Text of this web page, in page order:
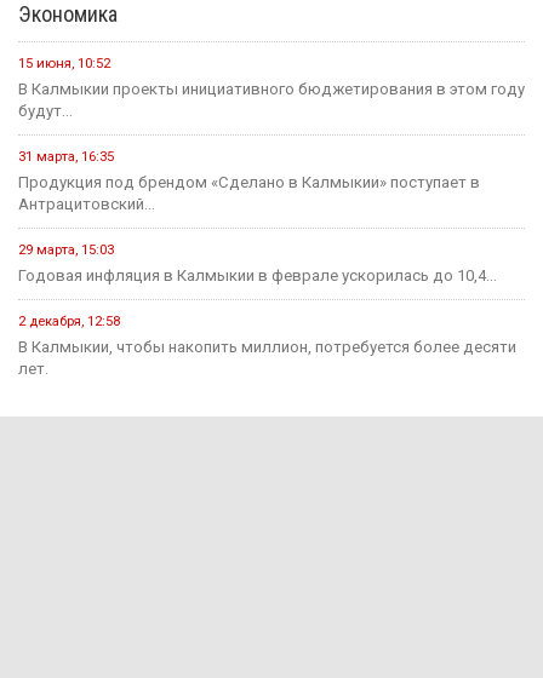
Экономика
15 июня, 10:52
В Калмыкии проекты инициативного бюджетирования в этом году
будут...
31 марта, 16:35
Продукция под брендом «Сделано в Калмыкии» поступает в
Антрацитовский...
29 марта, 15:03
Годовая инфляция в Калмыкии в феврале ускорилась до 10,4...
2 декабря, 12:58
В Калмыкии, чтобы накопить миллион, потребуется более десяти
лет.